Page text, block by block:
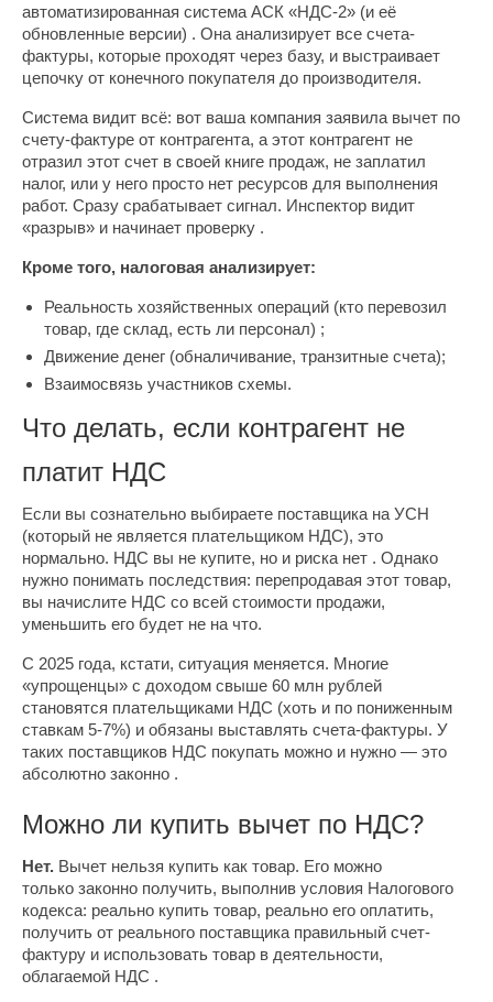
автоматизированная система АСК «НДС-2» (и её
обновленные версии) . Она анализирует все счета-
фактуры, которые проходят через базу, и выстраивает
цепочку от конечного покупателя до производителя.
Система видит всё: вот ваша компания заявила вычет по
счету-фактуре от контрагента, а этот контрагент не
отразил этот счет в своей книге продаж, не заплатил
налог, или у него просто нет ресурсов для выполнения
работ. Сразу срабатывает сигнал. Инспектор видит
«разрыв» и начинает проверку .
Кроме того, налоговая анализирует:
Реальность хозяйственных операций (кто перевозил
товар, где склад, есть ли персонал) ;
Движение денег (обналичивание, транзитные счета);
Взаимосвязь участников схемы.
Что делать, если контрагент не
платит НДС
Если вы сознательно выбираете поставщика на УСН
(который не является плательщиком НДС), это
нормально. НДС вы не купите, но и риска нет . Однако
нужно понимать последствия: перепродавая этот товар,
вы начислите НДС со всей стоимости продажи,
уменьшить его будет не на что.
С 2025 года, кстати, ситуация меняется. Многие
«упрощенцы» с доходом свыше 60 млн рублей
становятся плательщиками НДС (хоть и по пониженным
ставкам 5-7%) и обязаны выставлять счета-фактуры. У
таких поставщиков НДС покупать можно и нужно — это
абсолютно законно .
Можно ли купить вычет по НДС?
Нет. Вычет нельзя купить как товар. Его можно
только законно получить, выполнив условия Налогового
кодекса: реально купить товар, реально его оплатить,
получить от реального поставщика правильный счет-
фактуру и использовать товар в деятельности,
облагаемой НДС .